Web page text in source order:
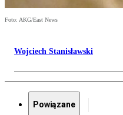
Foto: AKG/East News
Wojciech Stanisławski
Powiązane